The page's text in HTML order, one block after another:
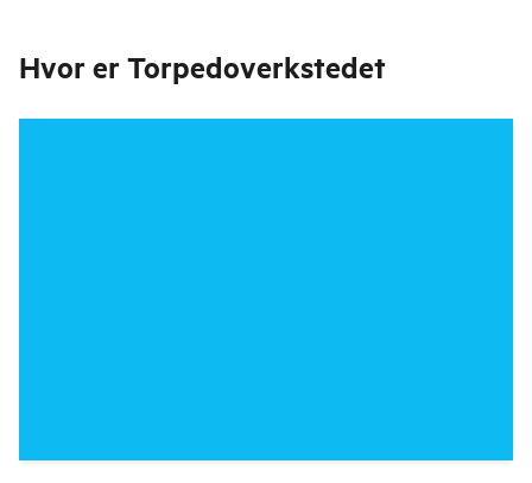
Hvor er Torpedoverkstedet